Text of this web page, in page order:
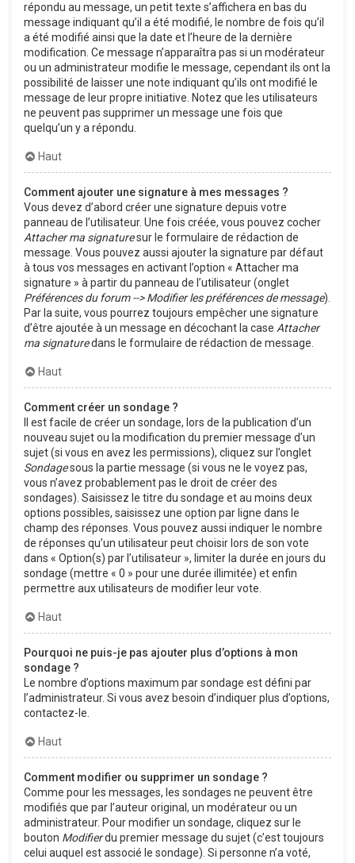
répondu au message, un petit texte s’affichera en bas du
message indiquant qu’il a été modifié, le nombre de fois qu’il
a été modifié ainsi que la date et l’heure de la dernière
modification. Ce message n’apparaîtra pas si un modérateur
ou un administrateur modifie le message, cependant ils ont la
possibilité de laisser une note indiquant qu’ils ont modifié le
message de leur propre initiative. Notez que les utilisateurs
ne peuvent pas supprimer un message une fois que
quelqu’un y a répondu.
Haut
Comment ajouter une signature à mes messages ?
Vous devez d’abord créer une signature depuis votre
panneau de l’utilisateur. Une fois créée, vous pouvez cocher
Attacher ma signaturesur le formulaire de rédaction de
message. Vous pouvez aussi ajouter la signature par défaut
à tous vos messages en activant l’option « Attacher ma
signature » à partir du panneau de l’utilisateur (onglet
Préférences du forum --> Modifier les préférences de message).
Par la suite, vous pourrez toujours empêcher une signature
d’être ajoutée à un message en décochant la case Attacher
ma signaturedans le formulaire de rédaction de message.
Haut
Comment créer un sondage ?
Il est facile de créer un sondage, lors de la publication d’un
nouveau sujet ou la modification du premier message d’un
sujet (si vous en avez les permissions), cliquez sur l’onglet
Sondagesous la partie message (si vous ne le voyez pas,
vous n’avez probablement pas le droit de créer des
sondages). Saisissez le titre du sondage et au moins deux
options possibles, saisissez une option par ligne dans le
champ des réponses. Vous pouvez aussi indiquer le nombre
de réponses qu’un utilisateur peut choisir lors de son vote
dans « Option(s) par l’utilisateur », limiter la durée en jours du
sondage (mettre « 0 » pour une durée illimitée) et enfin
permettre aux utilisateurs de modifier leur vote.
Haut
Pourquoi ne puis-je pas ajouter plus d’options à mon
sondage ?
Le nombre d’options maximum par sondage est défini par
l’administrateur. Si vous avez besoin d’indiquer plus d’options,
contactez-le.
Haut
Comment modifier ou supprimer un sondage ?
Comme pour les messages, les sondages ne peuvent être
modifiés que par l’auteur original, un modérateur ou un
administrateur. Pour modifier un sondage, cliquez sur le
bouton Modifierdu premier message du sujet (c’est toujours
celui auquel est associé le sondage). Si personne n’a voté,